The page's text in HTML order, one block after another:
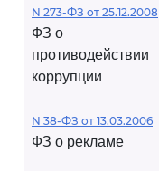
N 273-ФЗ от 25.12.2008
ФЗ о
противодействии
коррупции
N 38-ФЗ от 13.03.2006
ФЗ о рекламе